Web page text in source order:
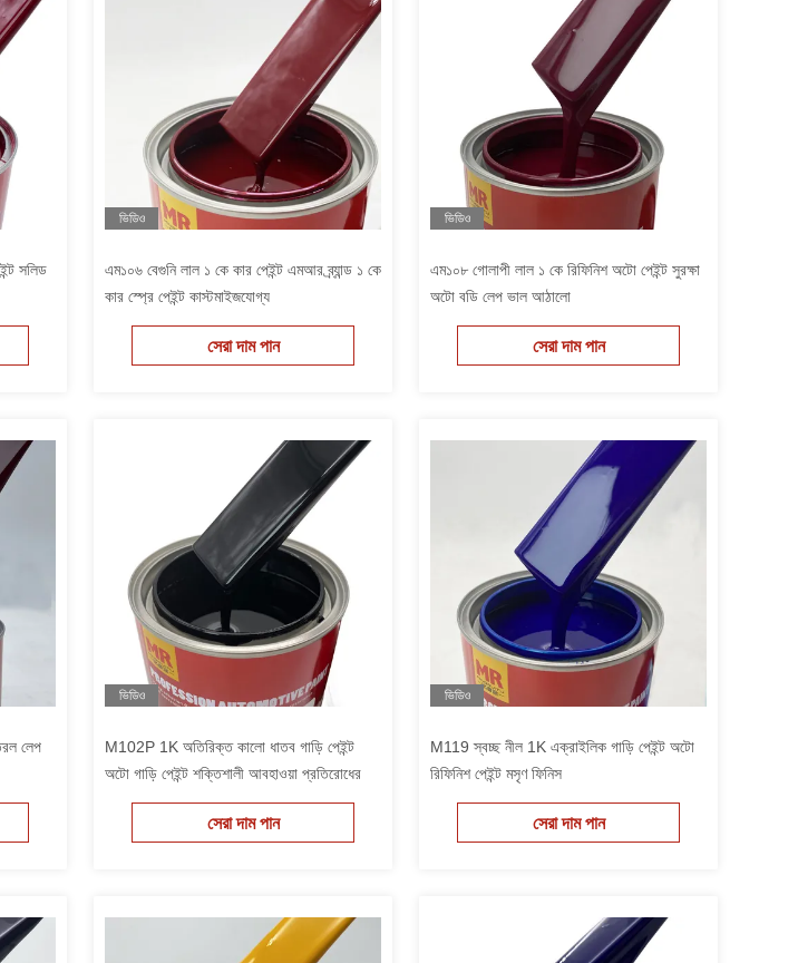
সলিড
ভিডিও
এম১০৬ বেগুনি লাল ১ কে কার পেইন্ট এমআর ব্র্যান্ড ১ কে
কার স্প্রে পেইন্ট কাস্টমাইজযোগ্য
সেরা দাম পান
ভিডিও
এম১০৮ গোলাপী লাল ১ কে রিফিনিশ অটো পেইন্ট সুরক্ষা
অটো বডি লেপ ভাল আঠালো
সেরা দাম পান
লেপ
ভিডিও
M102P 1K অতিরিক্ত কালো ধাতব গাড়ি পেইন্ট
অটো গাড়ি পেইন্ট শক্তিশালী আবহাওয়া প্রতিরোধের
সেরা দাম পান
ভিডিও
M119 স্বচ্ছ নীল 1K এক্রাইলিক গাড়ি পেইন্ট অটো
রিফিনিশ পেইন্ট মসৃণ ফিনিস
সেরা দাম পান